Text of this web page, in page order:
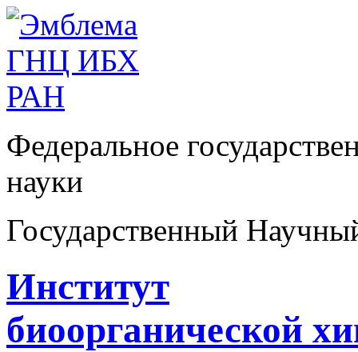
Федеральное
науки
Государственный
Институт
биоорганической